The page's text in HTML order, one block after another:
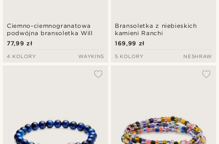
Ciemno-ciemnogranatowa
podwójna bransoletka Will
77,99 zł
4 KOLORY WAYKINS
Bransoletka z niebieskich
kamieni Ranchi
169,99 zł
5 KOLORY NESHRAW